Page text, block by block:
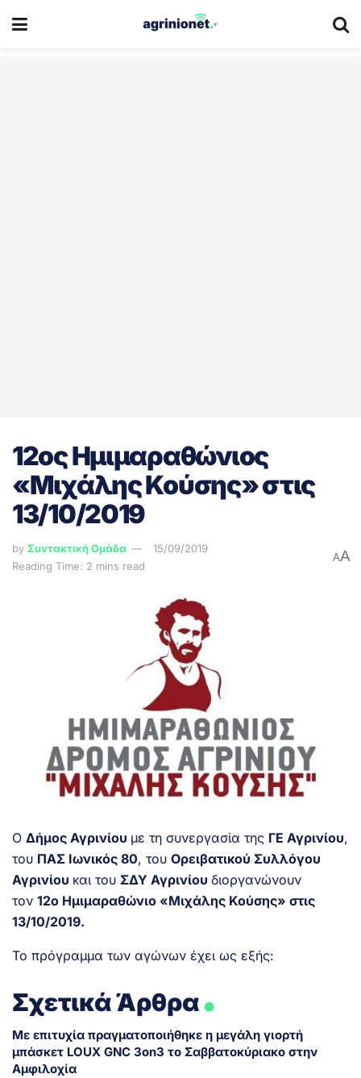
12ος Ημιμαραθώνιος
«Μιχάλης Κούσης» στις
13/10/2019
by Συντακτική Ομάδα
15/09/2019
Reading Time: 2 mins read
AA
Ο Δήμος Αγρινίου με τη συνεργασία της ΓΕ Αγρινίου,
του ΠΑΣ Ιωνικός 80, του Ορειβατικού Συλλόγου
Αγρινίου και του ΣΔΥ Αγρινίου διοργανώνουν
τον 12ο Ημιμαραθώνιο «Μιχάλης Κούσης» στις
13/10/2019.
Το πρόγραμμα των αγώνων έχει ως εξής:
Σχετικά Άρθρα.
Με επιτυχία πραγματοποιήθηκε η μεγάλη γιορτή
μπάσκετ LOUX GNC 3on3 το Σαββατοκύριακο στην
Αμφιλοχία